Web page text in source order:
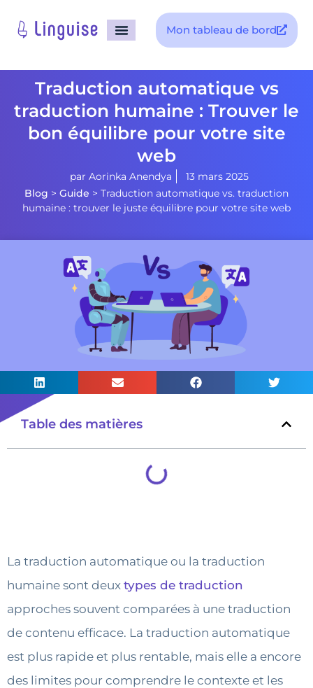
Mon tableau de bord
Traduction automatique vs
traduction humaine : Trouver le
bon équilibre pour votre site
web
par Aorinka Anendya
13 mars 2025
Blog > Guide > Traduction automatique vs. traduction
humaine : trouver le juste équilibre pour votre site web
Table des matières
La traduction automatique ou la traduction
humaine sont deux types de traduction
approches souvent comparées à une traduction
de contenu efficace. La traduction automatique
est plus rapide et plus rentable, mais elle a encore
des limites pour comprendre le contexte et les